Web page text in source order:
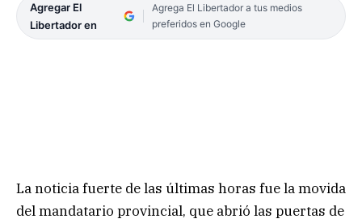
Agregar El
Libertador en
Agrega El Libertador a tus medios
preferidos en Google
La noticia fuerte de las últimas horas fue la movida
del mandatario provincial, que abrió las puertas de